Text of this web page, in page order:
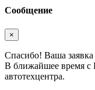
Сообщение
×
Спасибо! Ваша заявка
В ближайшее время с
автотехцентра.